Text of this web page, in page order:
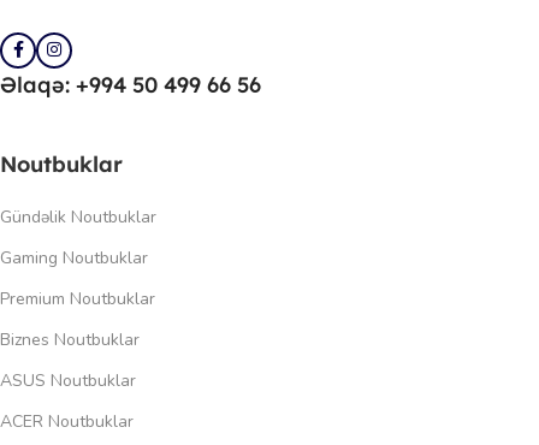
Əlaqə: +994 50 499 66 56
Noutbuklar
Gündəlik Noutbuklar
Gaming Noutbuklar
Premium Noutbuklar
Biznes Noutbuklar
ASUS Noutbuklar
ACER Noutbuklar